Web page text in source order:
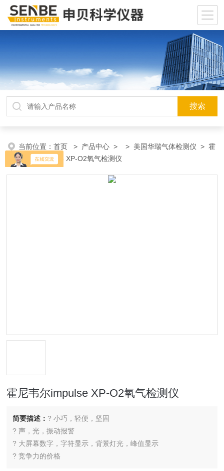
当前位置：首页 > 产品中心 > > 美国华瑞气体检测仪 > 霍
尼韦尔impulse XP-O2氧气检测仪
霍尼韦尔impulse XP-O2氧气检测仪
简要描述：? 小巧，轻便，坚固
? 声，光，振动报警
? 大屏幕数字，字符显示，背景灯光，峰值显示
? 竞争力的价格